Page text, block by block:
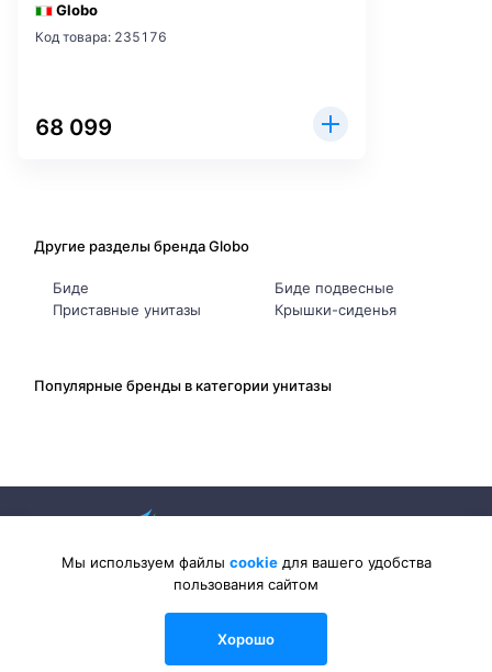
Globo
Код товара: 235176
68 099
Другие разделы бренда Globo
Биде
Приставные унитазы
Биде подвесные
Крышки-сиденья
Популярные бренды в категории унитазы
2026 © Sanlib-Santehnika.ru — интернет-магазин сантехники
Мы используем файлы cookieдля вашего удобства
пользования сайтом
Хорошо